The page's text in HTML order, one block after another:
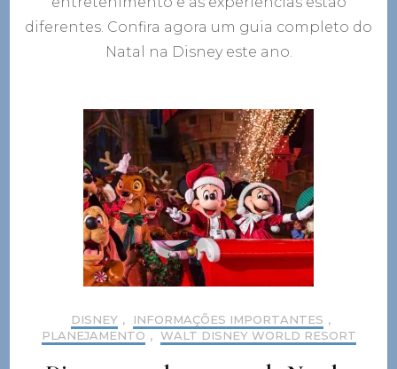
diferentes. Confira agora um guia completo do
Natal na Disney este ano.
DISNEY , INFORMAÇÕES IMPORTANTES ,
PLANEJAMENTO , WALT DISNEY WORLD RESORT